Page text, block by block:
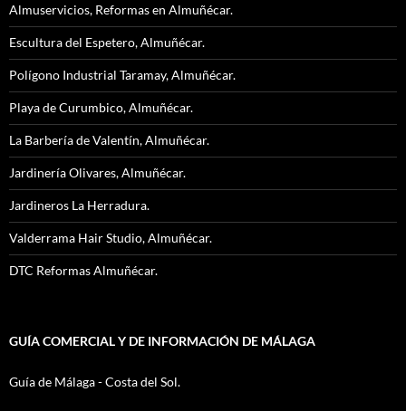
Almuservicios, Reformas en Almuñécar.
Escultura del Espetero, Almuñécar.
Polígono Industrial Taramay, Almuñécar.
Playa de Curumbico, Almuñécar.
La Barbería de Valentín, Almuñécar.
Jardinería Olivares, Almuñécar.
Jardineros La Herradura.
Valderrama Hair Studio, Almuñécar.
DTC Reformas Almuñécar.
GUÍA COMERCIAL Y DE INFORMACIÓN DE MÁLAGA
Guía de Málaga - Costa del Sol.